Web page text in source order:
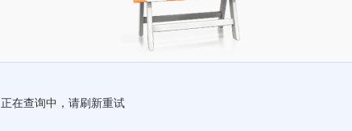
正在查询中，请刷新重试